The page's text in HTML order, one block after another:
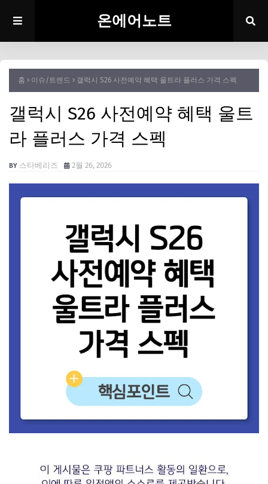
온에어노트
홈 이슈/트렌드 갤럭시 S26 사전예약 혜택 울트라 플러스 가격 스펙
갤럭시 S26 사전예약 혜택 울트
라 플러스 가격 스펙
스타베리즈 2월 26, 2026